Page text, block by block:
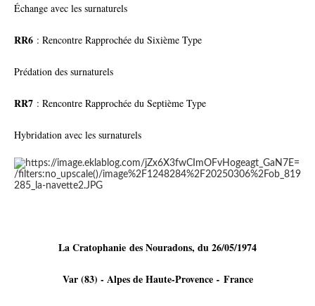
Échange avec les surnaturels
RR6 : Rencontre Rapprochée du Sixième Type
Prédation des surnaturels
RR7 : Rencontre Rapprochée du Septième Type
Hybridation avec les surnaturels
La Cratophanie des Nouradons, du 26/05/1974
Var (83) - Alpes de Haute-Provence - France